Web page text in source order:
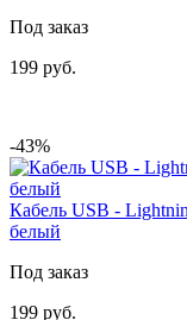
Под заказ
199 руб.
-43%
Кабель USB -
белый
Под заказ
199 руб.